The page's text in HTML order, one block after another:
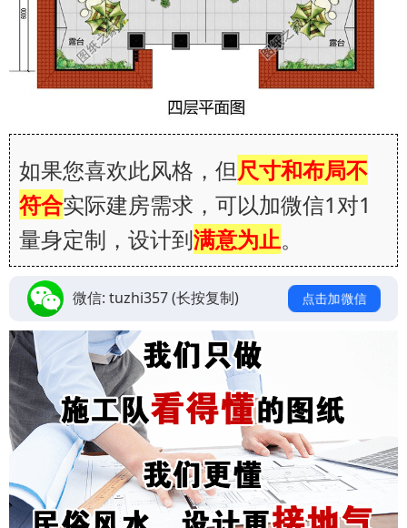
如果您喜欢此风格，但尺寸和布局不
符合实际建房需求，可以加微信1对1
量身定制，设计到满意为止。
微信: tuzhi357(长按复制) 点击加微信